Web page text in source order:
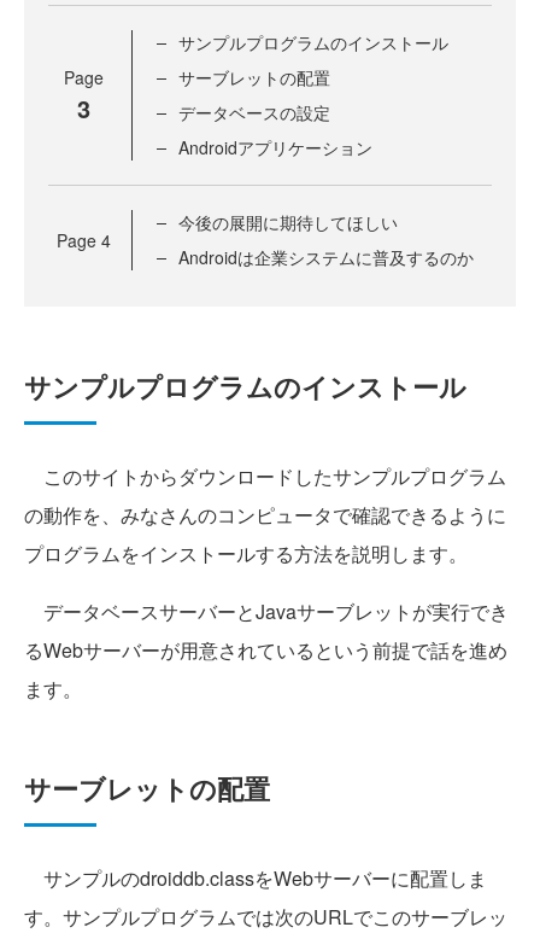
Page
3
サンプルプログラムのインストール
サーブレットの配置
データベースの設定
Androidアプリケーション
Page 4
今後の展開に期待してほしい
Androidは企業システムに普及するのか
サンプルプログラムのインストール
このサイトからダウンロードしたサンプルプログラム
の動作を、みなさんのコンピュータで確認できるように
プログラムをインストールする方法を説明します。
データベースサーバーとJavaサーブレットが実行でき
るWebサーバーが用意されているという前提で話を進め
ます。
サーブレットの配置
サンプルのdroiddb.classをWebサーバーに配置しま
す。サンプルプログラムでは次のURLでこのサーブレッ